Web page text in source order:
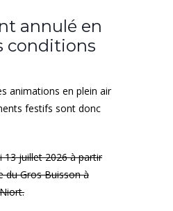
annulé en
conditions
animations en plein air
festifs sont donc
13 juillet 2026 à partir
du Gros Buisson à